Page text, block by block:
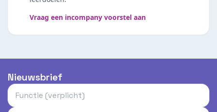
Vraag een incompany voorstel aan
Nieuwsbrief